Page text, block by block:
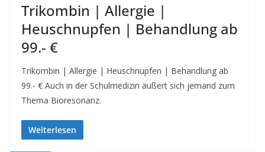
Trikombin | Allergie |
Heuschnupfen | Behandlung ab
99.- €
Trikombin | Allergie | Heuschnupfen | Behandlung ab
99.- € Auch in der Schulmedizin äußert sich jemand zum
Thema Bioresonanz.
Weiterlesen